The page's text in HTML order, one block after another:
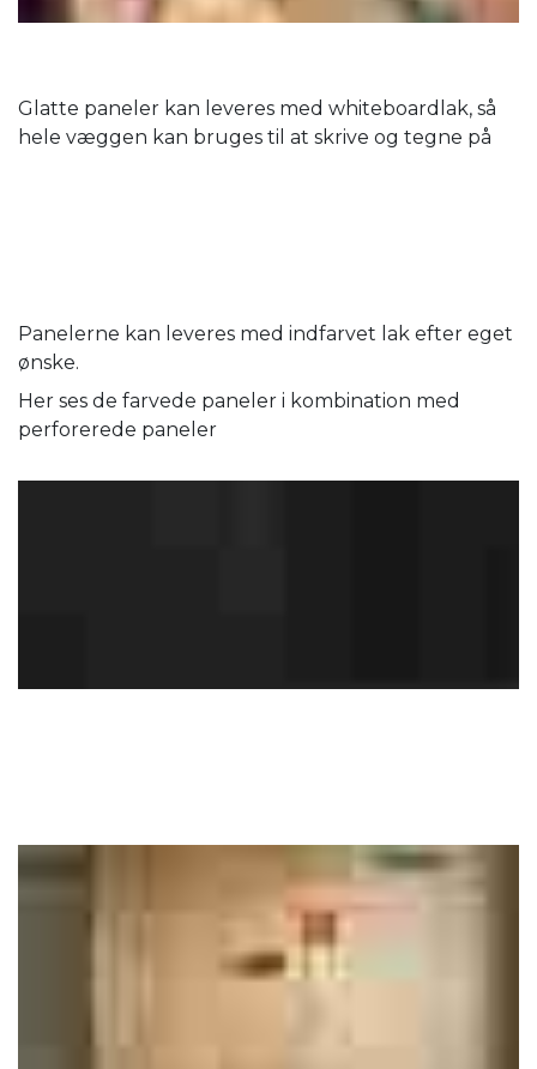
Glatte paneler kan leveres med whiteboardlak, så
hele væggen kan bruges til at skrive og tegne på
Panelerne kan leveres med indfarvet lak efter eget
ønske.
Her ses de farvede paneler i kombination med
perforerede paneler